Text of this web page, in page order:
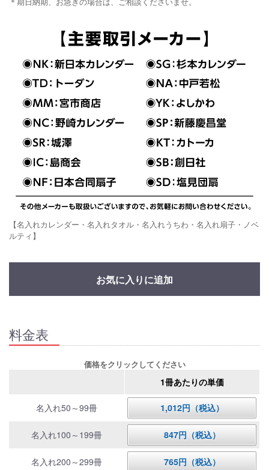
【名入れカレンダー・名入れタオル・名入れうちわ・名入れ扇子・ノベ
ルティ】
お気に入りに追加
料金表
価格をクリックしてください
1冊あたりの単価
名入れ50～99冊 1,012円（税込）
名入れ100～199冊 847円（税込）
名入れ200～299冊 765円（税込）